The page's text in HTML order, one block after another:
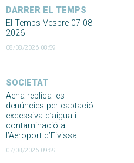
DARRER EL TEMPS
El Temps Vespre 07-08-
2026
08/08/2026 08:59
SOCIETAT
Aena replica les
denúncies per captació
excessiva d’aigua i
contaminació a
l’Aeroport d’Eivissa
07/08/2026 09:59